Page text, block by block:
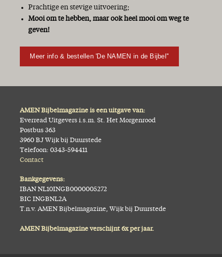
Prachtige en stevige uitvoering;
Mooi om te hebben, maar ook heel mooi om weg te
geven!
Meer info & bestellen 'De NAMEN in de Bijbel''
AMEN Bijbelmagazine is een uitgave van:
Everread Uitgevers i.s.m. St. Het Morgenrood
Postbus 363
3960 BJ Wijk bij Duurstede
Telefoon: 0343-594411
Contact
Bankgegevens:
IBAN NL10INGB0000005272
BIC INGBNL2A
T.n.v. AMEN Bijbelmagazine, Wijk bij Duurstede
AMEN Bijbelmagazine verschijnt 6x per jaar.